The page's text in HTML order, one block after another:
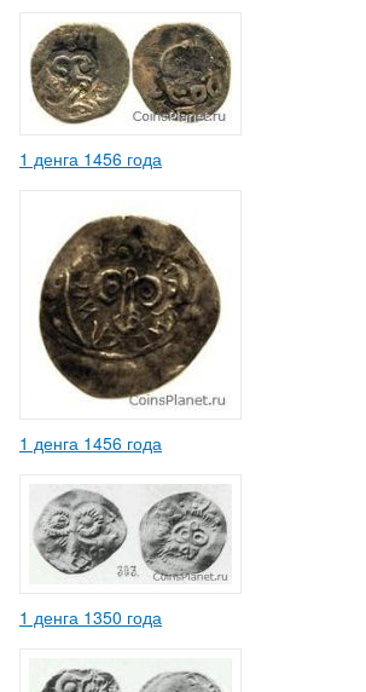
1 денга 1456 года
1 денга 1456 года
1 денга 1350 года